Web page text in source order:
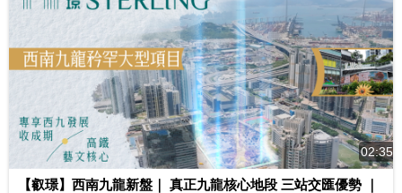
02:35
【叡璟】西南九龍新盤｜ 真正九龍核心地段 三站交匯優勢 ｜